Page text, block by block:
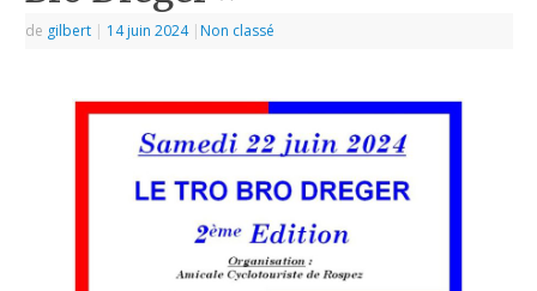
de gilbert | 14 juin 2024 | Non classé